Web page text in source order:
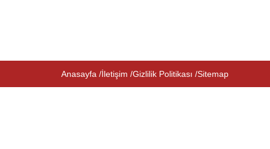
Anasayfa İletişim Gizlilik Politikası Sitemap